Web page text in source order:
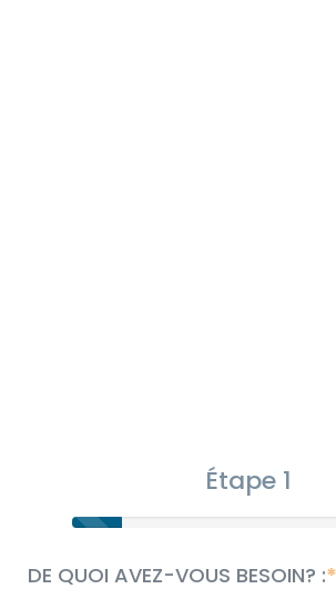
Étape 1
DE QUOI AVEZ-VOUS BESOIN? :